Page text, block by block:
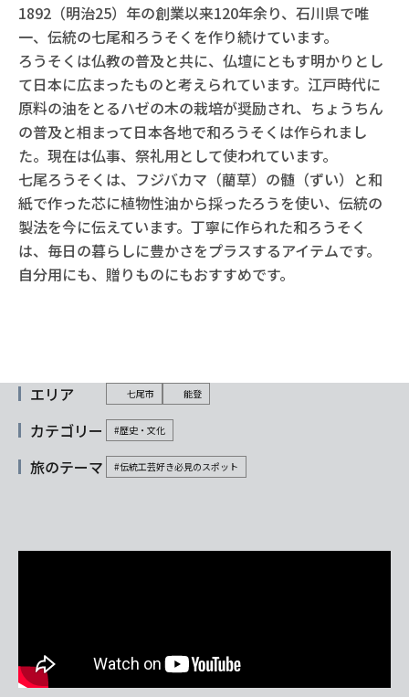
1892（明治25）年の創業以来120年余り、石川県で唯
一、伝統の七尾和ろうそくを作り続けています。
ろうそくは仏教の普及と共に、仏壇にともす明かりとし
て日本に広まったものと考えられています。江戸時代に
原料の油をとるハゼの木の栽培が奨励され、ちょうちん
の普及と相まって日本各地で和ろうそくは作られまし
た。現在は仏事、祭礼用として使われています。
七尾ろうそくは、フジバカマ（藺草）の髄（ずい）と和
紙で作った芯に植物性油から採ったろうを使い、伝統の
製法を今に伝えています。丁寧に作られた和ろうそく
は、毎日の暮らしに豊かさをプラスするアイテムです。
自分用にも、贈りものにもおすすめです。
エリア 七尾市 能登
カテゴリー #歴史・文化
旅のテーマ #伝統工芸好き必見のスポット